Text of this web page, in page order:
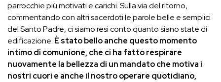
parrocchie più motivati e carichi. Sulla via del ritorno,
commentando con altri sacerdoti le parole belle e semplici
del Santo Padre, ci siamo resi conto quanto siano state di
edificazione. È stato bello anche questo momento
intimo di comunione, che ci ha fatto respirare
nuovamente la bellezza di un mandato che motiva i
nostri cuori e anche il nostro operare quotidiano,